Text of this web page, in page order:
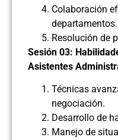
Colaboración
departamentos.
Resolución de
Sesión 03:
Asistentes
Técnicas
negociación.
Desarrollo de
Manejo de